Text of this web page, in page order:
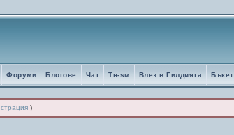
Бъкет
Влез в Гилдията
Tн-sм
Чат
Блогове
Форуми
)